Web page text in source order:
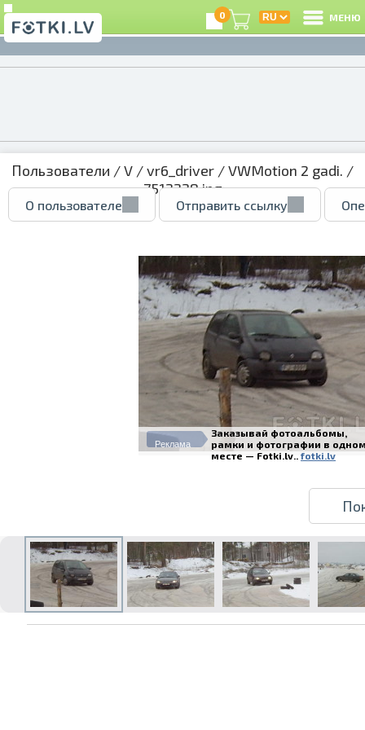
0 МЕНЮ
Пользователи /V /vr6_driver /VWMotion 2 gadi. /
7512228.jpg
О пользователе Отправить ссылку
Реклама
Заказывай фотоальбомы,
рамки и фотографии в
месте — Fotki.lv.. fotki.lv